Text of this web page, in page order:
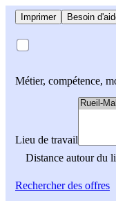
Imprimer Besoin
Métier, compétence,
Lieu de travail
Distance autour du
Rechercherdes offres